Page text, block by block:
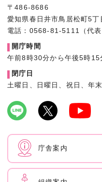
〒486-8686
愛知県春日井市鳥居松町5丁
電話：0568-81-5111（代表
開庁時間
午前8時30分から午後5時15
閉庁日
土曜日、日曜日、祝日、年
庁舎案内